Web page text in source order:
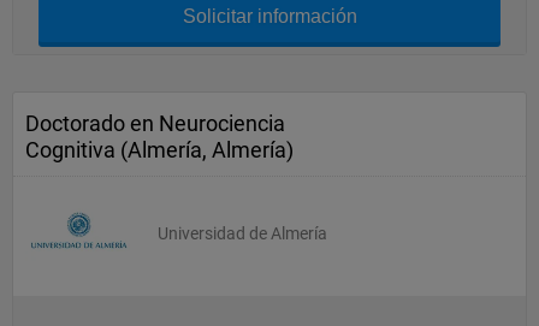
Solicitar información
Doctorado en Neurociencia
Cognitiva (Almería, Almería)
Universidad de Almería